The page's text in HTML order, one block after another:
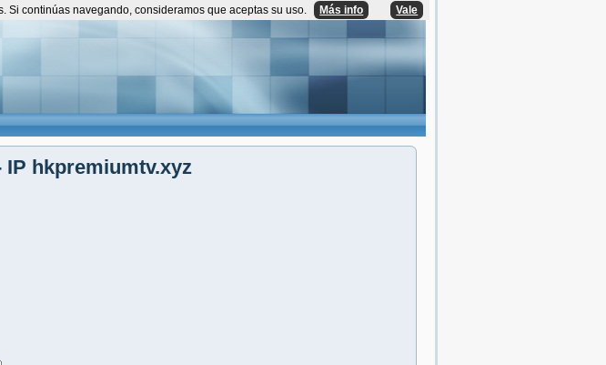
hkpremiumtv.xyz
Si continúas navegando, consideramos que aceptas su uso. Más info Vale